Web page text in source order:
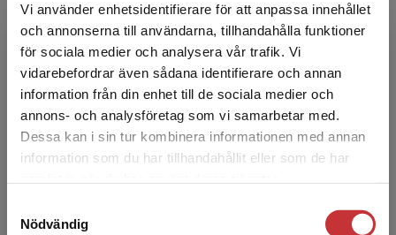
Vi använder enhetsidentifierare för att anpassa innehållet
och annonserna till användarna, tillhandahålla funktioner
för sociala medier och analysera vår trafik. Vi
vidarebefordrar även sådana identifierare och annan
information från din enhet till de sociala medier och
annons- och analysföretag som vi samarbetar med.
Dessa kan i sin tur kombinera informationen med annan
information som du har tillhandahållit eller som de har
Nödvändig
Begränsad fraktregion
Det verkar som att du besöker
studentlitteratur.se via en enhet utanför Sverige.
Vi erbjuder inte leveranser utanför Sverige. För
att kunna slutföra ett köp måste
Majsa Allelin
verksam vid Södertörns högskola. Hennes